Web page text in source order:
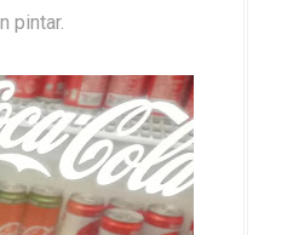
pintar.